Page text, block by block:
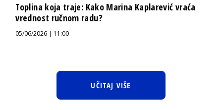
Toplina koja traje: Kako Marina Kaplarević vraća
vrednost ručnom radu?
05/06/2026 | 11:00
UČITAJ VIŠE